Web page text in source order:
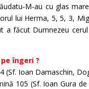
M-au cu glas
lui Herma, 5, 5, 3,
a făcut Dumnezeu
îngeri ?
Ioan Damaschin,
105 (Sf. Ioan Gura